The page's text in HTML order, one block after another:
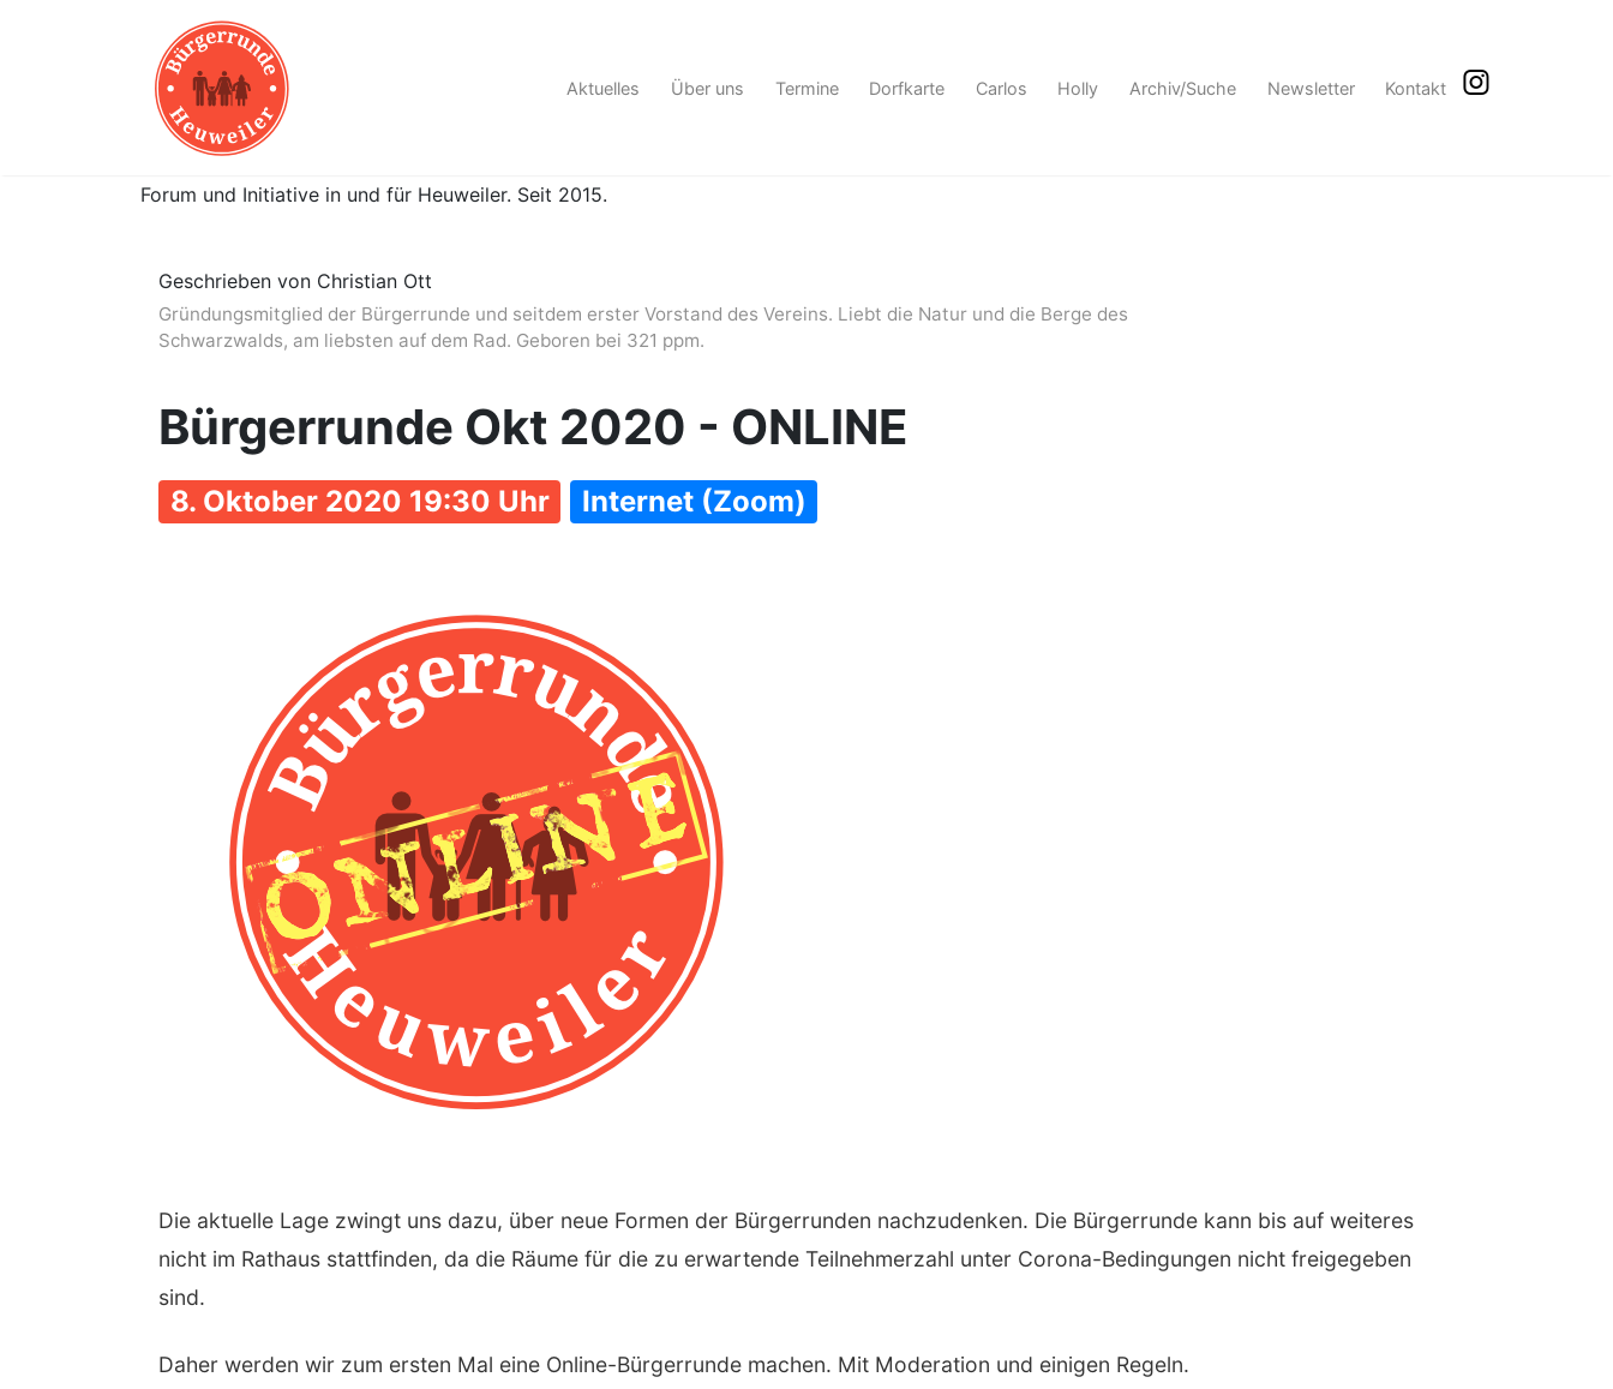
Aktuelles Über uns Termine Dorfkarte Carlos Holly Archiv/Suche Newsletter Kontakt
Forum und Initiative in und für Heuweiler. Seit 2015.
Geschrieben von Christian Ott
Gründungsmitglied der Bürgerrunde und seitdem erster Vorstand des Vereins. Liebt die Natur und die Berge des
Schwarzwalds, am liebsten auf dem Rad. Geboren bei 321 ppm.
Bürgerrunde Okt 2020 - ONLINE
8. Oktober 2020 19:30 Uhr Internet (Zoom)
Die aktuelle Lage zwingt uns dazu, über neue Formen der Bürgerrunden nachzudenken. Die Bürgerrunde kann bis auf weiteres
nicht im Rathaus stattfinden, da die Räume für die zu erwartende Teilnehmerzahl unter Corona-Bedingungen nicht freigegeben
sind.
Daher werden wir zum ersten Mal eine Online-Bürgerrunde machen. Mit Moderation und einigen Regeln.